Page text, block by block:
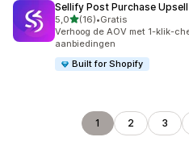
Sellify Post Purchase Upsell
5,0van 5 sterren
(16)
16 recensies in totaal
•Gratis
Verhoog de AOV met 1-klik-
aanbiedingen
Built for Shopify
1 2 3